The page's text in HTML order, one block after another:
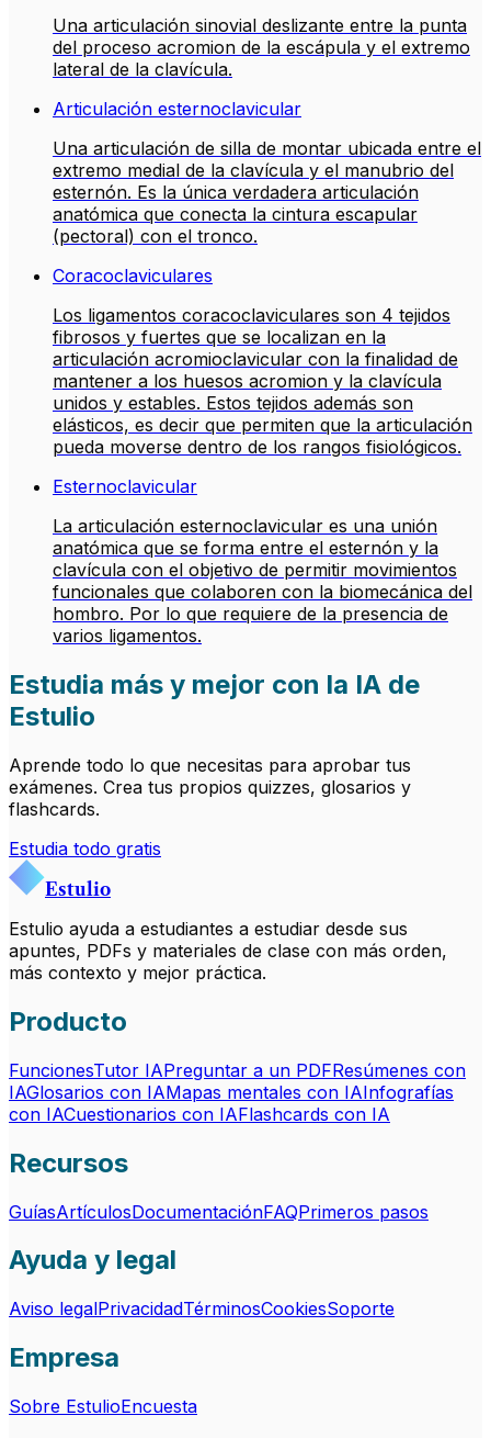
Una articulación sinovial deslizante entre la punta
del proceso acromion de la escápula y el extremo
lateral de la clavícula.
Articulación esternoclavicular
Una articulación de silla de montar ubicada entre el
extremo medial de la clavícula y el manubrio del
esternón. Es la única verdadera articulación
anatómica que conecta la cintura escapular
(pectoral) con el tronco.
Coracoclaviculares
Los ligamentos coracoclaviculares son 4 tejidos
fibrosos y fuertes que se localizan en la
articulación acromioclavicular con la finalidad de
mantener a los huesos acromion y la clavícula
unidos y estables. Estos tejidos además son
elásticos, es decir que permiten que la articulación
pueda moverse dentro de los rangos fisiológicos.
Esternoclavicular
La articulación esternoclavicular es una unión
anatómica que se forma entre el esternón y la
clavícula con el objetivo de permitir movimientos
funcionales que colaboren con la biomecánica del
hombro. Por lo que requiere de la presencia de
varios ligamentos.
Estudia más y mejor con la IA de
Estulio
Aprende todo lo que necesitas para aprobar tus
exámenes. Crea tus propios quizzes, glosarios y
flashcards.
Estudia todo gratis
Estulio
Estulio ayuda a estudiantes a estudiar desde sus
apuntes, PDFs y materiales de clase con más orden,
más contexto y mejor práctica.
Producto
FuncionesTutor IAPreguntar a un PDFResúmenes con
IAGlosarios con IAMapas mentales con IAInfografías
con IACuestionarios con IAFlashcards con IA
Recursos
GuíasArtículosDocumentaciónFAQPrimeros pasos
Ayuda y legal
Aviso legalPrivacidadTérminosCookiesSoporte
Empresa
Sobre EstulioEncuesta